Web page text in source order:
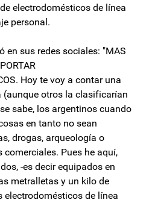
electrodomésticos de línea
personal.
en sus redes sociales: "MAS
Hoy te voy a contar una
(aunque otros la clasificarían
sabe, los argentinos cuando
en tanto no sean
drogas, arqueología o
Pues he aquí,
-es decir equipados en
metralletas y un kilo de
electrodomésticos de línea